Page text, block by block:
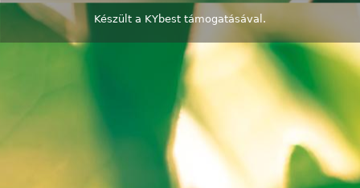
Készült a KYbest támogatásával.